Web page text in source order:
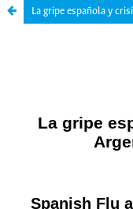
La gripe española y